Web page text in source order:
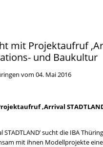
mit Projektaufruf
und Baukultur
vom 04. Mai 2016
‚Arrival
sucht die IBA
mit ihnen Modellprojekte